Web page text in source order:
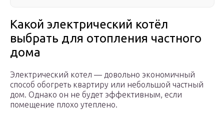
Какой электрический котёл
выбрать для отопления частного
дома
Электрический котел — довольно экономичный
способ обогреть квартиру или небольшой частный
дом. Однако он не будет эффективным, если
помещение плохо утеплено.